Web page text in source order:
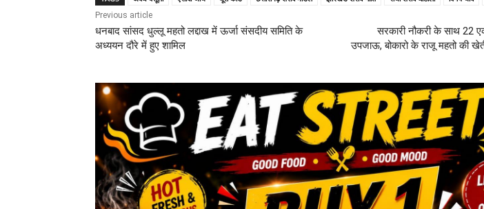
Previous article
धनबाद सांसद धुल्लू महतो लद्दाख में ऊर्जा संसदीय समिति के
अध्ययन दौरे में हुए शामिल
सरकारी नौकरी के साथ 22
उपजाऊ, बोकारो के राजू महतो की